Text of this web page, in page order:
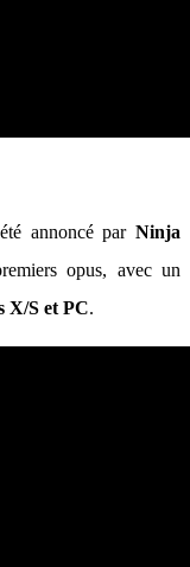
annoncé parNinja
opus, avec un
X/S et PC.